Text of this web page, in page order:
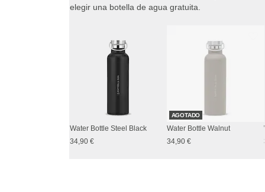
elegir una botella de agua gratuita.
Water Bottle Steel Black
34,90 €
AGOTADO
Water Bottle Walnut
34,90 €